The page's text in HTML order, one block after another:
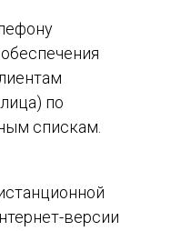
по
спискам.
версии